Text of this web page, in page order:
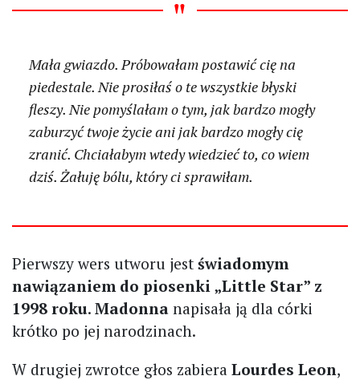
Mała gwiazdo. Próbowałam postawić cię na
piedestale. Nie prosiłaś o te wszystkie błyski
fleszy. Nie pomyślałam o tym, jak bardzo mogły
zaburzyć twoje życie ani jak bardzo mogły cię
zranić. Chciałabym wtedy wiedzieć to, co wiem
dziś. Żałuję bólu, który ci sprawiłam.
Pierwszy wers utworu jest świadomym
nawiązaniem do piosenki „Little Star” z
1998 roku. Madonna napisała ją dla córki
krótko po jej narodzinach.
W drugiej zwrotce głos zabiera Lourdes Leon,